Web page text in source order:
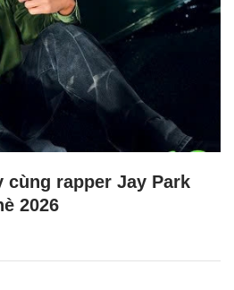
cùng rapper Jay Park
2026